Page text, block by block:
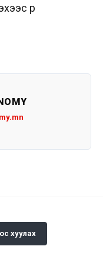
өөр
хуулах